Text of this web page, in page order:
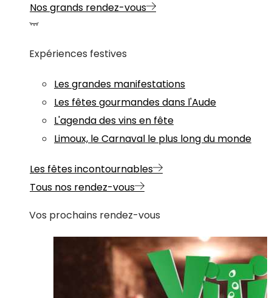
Nos grands rendez-vous
Expériences festives
Les grandes manifestations
Les fêtes gourmandes dans l'Aude
L'agenda des vins en fête
Limoux, le Carnaval le plus long du monde
Les fêtes incontournables
Tous nos rendez-vous
Vos prochains rendez-vous